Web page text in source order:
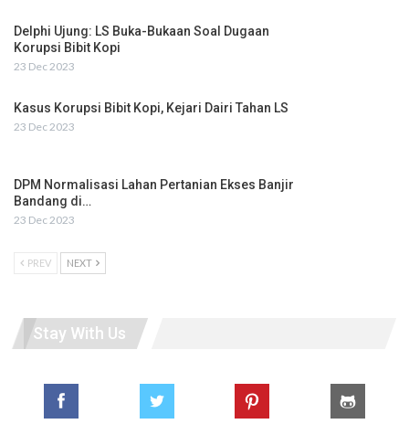
Delphi Ujung: LS Buka-Bukaan Soal Dugaan
Korupsi Bibit Kopi
23 Dec 2023
Kasus Korupsi Bibit Kopi, Kejari Dairi Tahan LS
23 Dec 2023
DPM Normalisasi Lahan Pertanian Ekses Banjir
Bandang di…
23 Dec 2023
PREV NEXT
Stay With Us